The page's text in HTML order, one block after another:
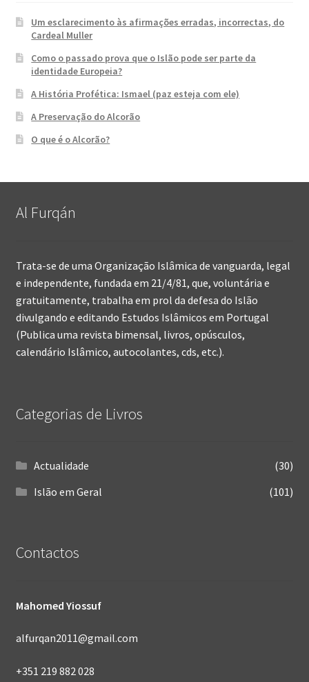
Um esclarecimento às afirmações erradas, incorrectas, do
Cardeal Muller
Como o passado prova que o Islão pode ser parte da
identidade Europeia?
A História Profética: Ismael (paz esteja com ele)
A Preservação do Alcorão
O que é o Alcorão?
Al Furqán
Trata-se de uma Organização Islâmica de vanguarda, legal
e independente, fundada em 21/4/81, que, voluntária e
gratuitamente, trabalha em prol da defesa do Islão
divulgando e editando Estudos Islâmicos em Portugal
(Publica uma revista bimensal, livros, opúsculos,
calendário Islâmico, autocolantes, cds, etc.).
Categorias de Livros
Actualidade
(30)
Islão em Geral
(101)
Contactos
Mahomed Yiossuf
alfurqan2011@gmail.com
+351 219 882 028